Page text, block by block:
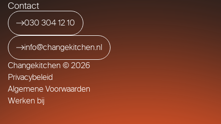
Contact
030 304 12 10
info@changekitchen.nl
Changekitchen © 2026
Privacybeleid
Algemene Voorwaarden
Werken bij